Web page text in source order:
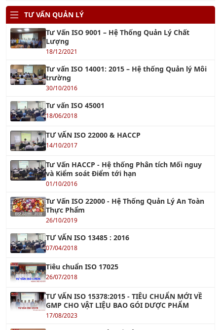
Tư Vấn ISO 9001 – Hệ Thống Quản Lý Chất
Lượng
18/12/2021
Tư vấn ISO 14001: 2015 – Hệ thống Quản lý Môi
trường
30/10/2016
Tư vấn ISO 45001
18/06/2018
14/10/2017
và Kiểm soát Điểm tới hạn
01/10/2016
Tư Vấn ISO 22000 - Hệ Thống Quản Lý An Toàn
Thực Phẩm
26/10/2019
TƯ VẤN ISO 13485 : 2016
07/04/2018
26/07/2018
GMP CHO VẬT LIỆU BAO GÓI DƯỢC PHẨM
17/08/2023
TC ISO 31000 - Quản Lý Rủi Ro